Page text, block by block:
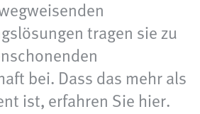
tragen sie zu
bei. Dass das mehr als
ist, erfahren Sie hier.